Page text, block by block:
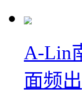
A-Lin
面频出